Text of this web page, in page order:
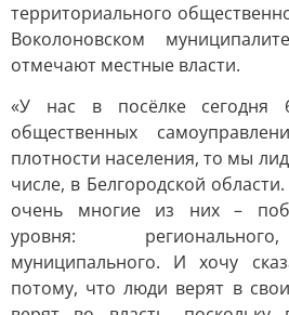
территориального
Воколоновском
отмечают местные власти.
«У нас в посёлке сегодня
общественных
плотности населения, то мы
числе, в Белгородской
очень многие из них –
уровня:
муниципального. И хочу
потому, что люди верят в